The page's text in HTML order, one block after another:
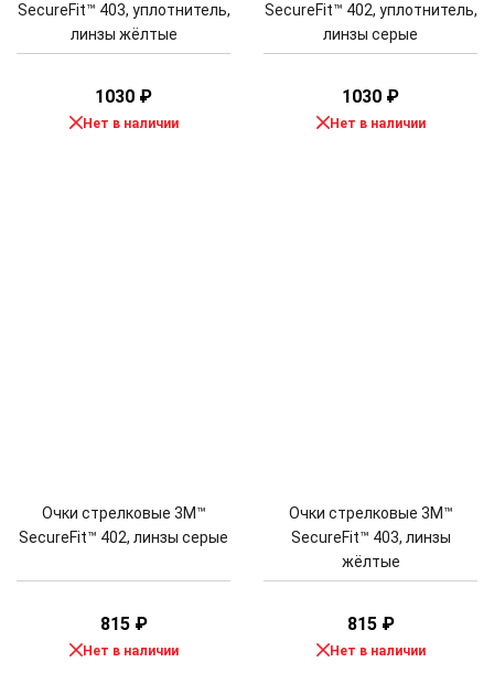
SecureFit™ 403, уплотнитель,
линзы жёлтые
1030 ₽
Нет в наличии
SecureFit™ 402, уплотнитель,
линзы серые
1030 ₽
Нет в наличии
Очки стрелковые 3M™
SecureFit™ 402, линзы серые
815 ₽
Нет в наличии
Очки стрелковые 3M™
SecureFit™ 403, линзы
жёлтые
815 ₽
Нет в наличии